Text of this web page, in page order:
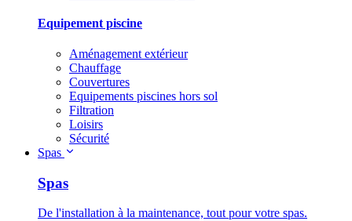
Equipement piscine
Aménagement extérieur
Chauffage
Couvertures
Equipements piscines hors sol
Filtration
Loisirs
Sécurité
Spas
Spas
De l'installation à la maintenance, tout pour votre spas.